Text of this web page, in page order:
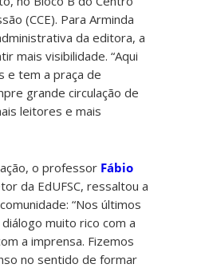
(CCE). Para Arminda
da editora, a
mais visibilidade. “Aqui
e tem a praça de
grande circulação de
leitores e mais
o professor Fábio
da EdUFSC, ressaltou a
“Nos últimos
muito rico com a
a imprensa. Fizemos
no sentido de formar